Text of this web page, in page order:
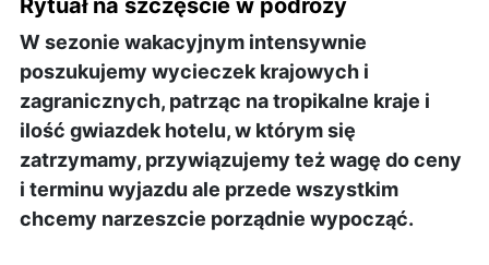
Rytuał na szczęście w podróży
W sezonie wakacyjnym intensywnie
poszukujemy wycieczek krajowych i
zagranicznych, patrząc na tropikalne kraje i
ilość gwiazdek hotelu, w którym się
zatrzymamy, przywiązujemy też wagę do ceny
i terminu wyjazdu ale przede wszystkim
chcemy narzeszcie porządnie wypocząć.